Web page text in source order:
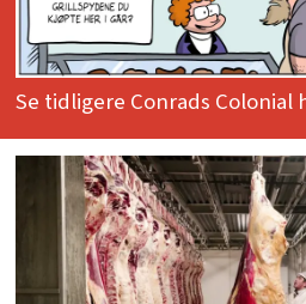
Se tidligere Conrads Colonial